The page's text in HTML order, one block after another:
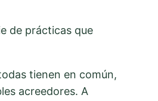
de prácticas que
tienen en común,
acreedores. A